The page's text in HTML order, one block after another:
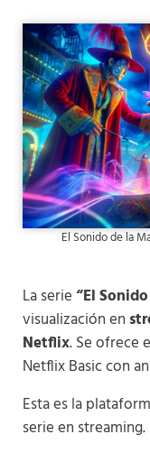
El Sonido de la
La serie“El
visualización en
Netflix. Se ofrece
Netflix Basic con
Esta es la
serie en streaming​​.